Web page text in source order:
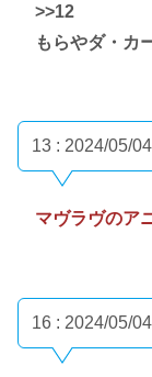
>>12
もらやダ・カ
13 : 2024/05/
マヴラヴのア
16 : 2024/05/